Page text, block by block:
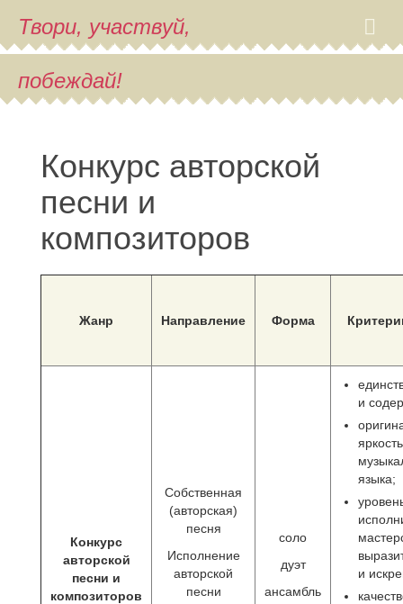
Твори, участвуй,
побеждай!
Конкурс авторской
песни и
композиторов
Жанр Направление Форма
Конкурс
авторской
песни и
композиторов
Собственная
(авторская)
песня
Исполнение
авторской
песни
соло
дуэт
ансамбль
и
яркость
языка;
и